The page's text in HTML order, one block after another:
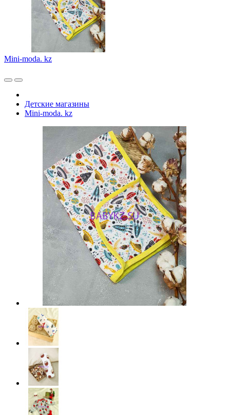
Mini-moda. kz
Детские магазины
Mini-moda. kz